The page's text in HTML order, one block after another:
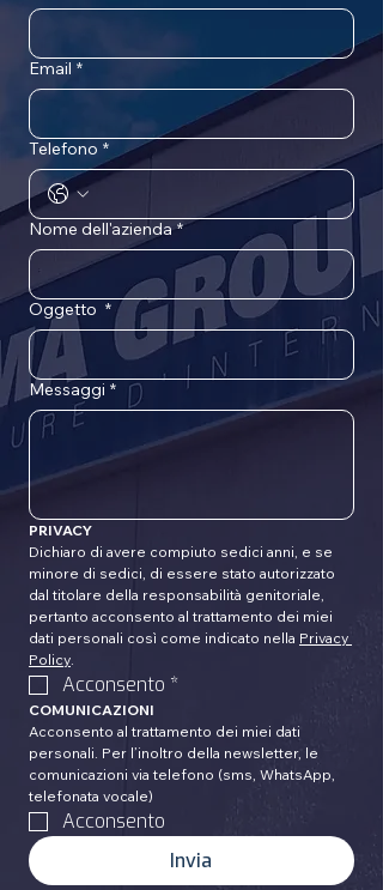
Email *
Telefono *
Nome dell'azienda *
Oggetto *
Messaggi *
PRIVACY
Dichiaro di avere compiuto sedici anni, e se
minore di sedici, di essere stato autorizzato
dal titolare della responsabilità genitoriale,
pertanto acconsento al trattamento dei miei
dati personali così come indicato nella Privacy
Policy.
Acconsento *
COMUNICAZIONI
Acconsento al trattamento dei miei dati
personali. Per l’inoltro della newsletter, le
comunicazioni via telefono (sms, WhatsApp,
telefonata vocale)
Acconsento
Invia